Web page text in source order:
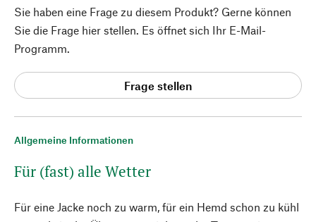
Allgemeine Informationen
Für (fast) alle Wetter
Für eine Jacke noch zu warm, für ein Hemd schon zu kühl
Sie haben eine Frage zu diesem Produkt? Gerne können
Sie die Frage hier stellen. Es öffnet sich Ihr E-Mail-
Programm.
Frage stellen